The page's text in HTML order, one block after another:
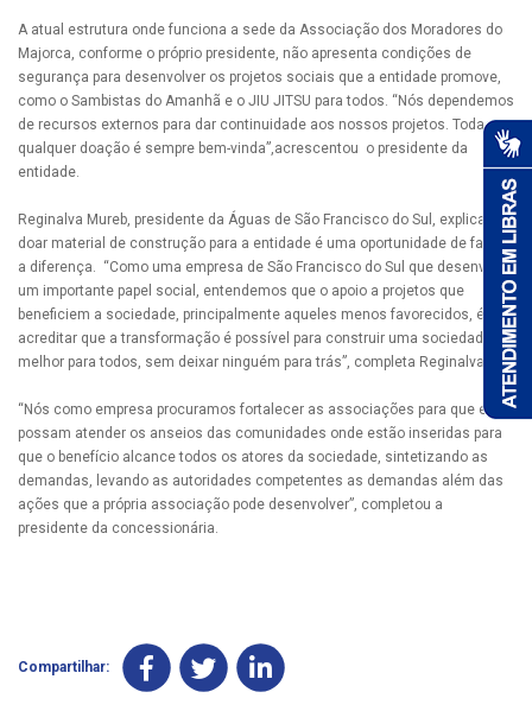
A atual estrutura onde funciona a sede da Associação dos Moradores do
Majorca, conforme o próprio presidente, não apresenta condições de
segurança para desenvolver os projetos sociais que a entidade promove,
como o Sambistas do Amanhã e o JIU JITSU para todos. “Nós dependemos
de recursos externos para dar continuidade aos nossos projetos. Toda e
qualquer doação é sempre bem-vinda”,acrescentou o presidente da
entidade.
Reginalva Mureb, presidente da Águas de São Francisco do Sul, explica que
doar material de construção para a entidade é uma oportunidade de fazer
a diferença. “Como uma empresa de São Francisco do Sul que desenvolve
um importante papel social, entendemos que o apoio a projetos que
beneficiem a sociedade, principalmente aqueles menos favorecidos, é
acreditar que a transformação é possível para construir uma sociedade
melhor para todos, sem deixar ninguém para trás”, completa Reginalva.
“Nós como empresa procuramos fortalecer as associações para que elas
possam atender os anseios das comunidades onde estão inseridas para
que o benefício alcance todos os atores da sociedade, sintetizando as
demandas, levando as autoridades competentes as demandas além das
ações que a própria associação pode desenvolver”, completou a
presidente da concessionária.
Compartilhar: